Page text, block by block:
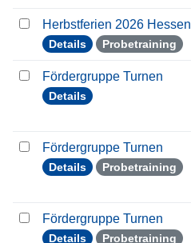
Herbstferien 2026 Hessen
Details Probetraining
Fördergruppe Turnen
Details
Fördergruppe Turnen
Details Probetraining
Fördergruppe Turnen
Details Probetraining